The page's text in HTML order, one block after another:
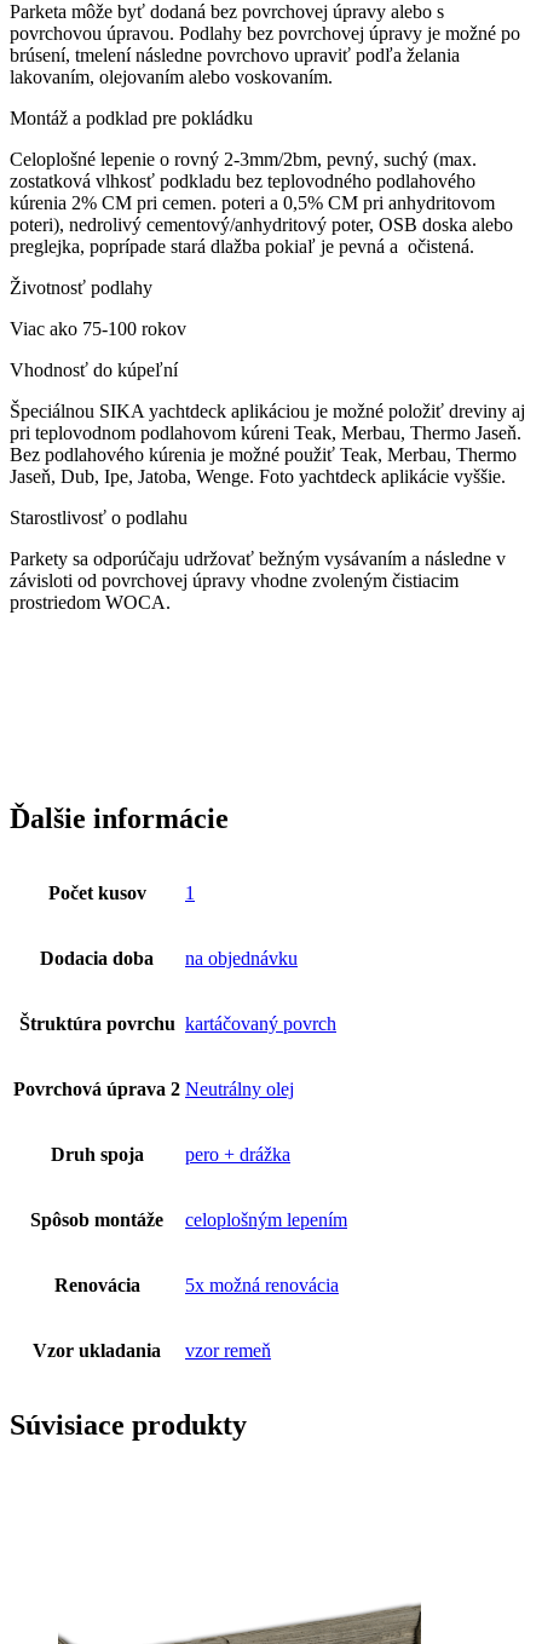
Parketa môže byť dodaná bez povrchovej úpravy alebo s
povrchovou úpravou. Podlahy bez povrchovej úpravy je možné po
brúsení, tmelení následne povrchovo upraviť podľa želania
lakovaním, olejovaním alebo voskovaním.
Montáž a podklad pre pokládku
Celoplošné lepenie o rovný 2-3mm/2bm, pevný, suchý (max.
zostatková vlhkosť podkladu bez teplovodného podlahového
kúrenia 2% CM pri cemen. poteri a 0,5% CM pri anhydritovom
poteri), nedrolivý cementový/anhydritový poter, OSB doska alebo
preglejka, poprípade stará dlažba pokiaľ je pevná a očistená.
Životnosť podlahy
Viac ako 75-100 rokov
Vhodnosť do kúpeľní
Špeciálnou SIKA yachtdeck aplikáciou je možné položiť dreviny aj
pri teplovodnom podlahovom kúreni Teak, Merbau, Thermo Jaseň.
Bez podlahového kúrenia je možné použiť Teak, Merbau, Thermo
Jaseň, Dub, Ipe, Jatoba, Wenge. Foto yachtdeck aplikácie vyššie.
Starostlivosť o podlahu
Parkety sa odporúčaju udržovať bežným vysávaním a následne v
závisloti od povrchovej úpravy vhodne zvoleným čistiacim
prostriedom WOCA.
Ďalšie informácie
Počet kusov 1
Dodacia doba na objednávku
Štruktúra povrchu kartáčovaný povrch
Povrchová úprava 2 Neutrálny olej
Druh spoja pero + drážka
Spôsob montáže celoplošným lepením
Renovácia 5x možná renovácia
Vzor ukladania vzor remeň
Súvisiace produkty